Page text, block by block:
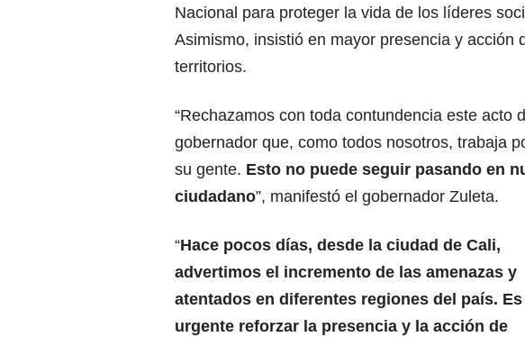
Nacional para proteger la vida de los líderes
Asimismo, insistió en mayor presencia y acción
territorios.
“Rechazamos con toda contundencia este acto
gobernador que, como todos nosotros, trabaja
su gente. Esto no puede seguir pasando en
ciudadano”, manifestó el gobernador Zuleta.
“Hace pocos días, desde la ciudad de Cali,
advertimos el incremento de las amenazas y
atentados en diferentes regiones del país. Es
urgente reforzar la presencia y la acción de